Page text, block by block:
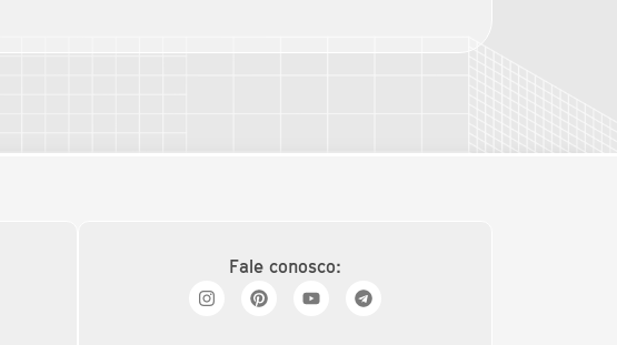
Fale conosco: